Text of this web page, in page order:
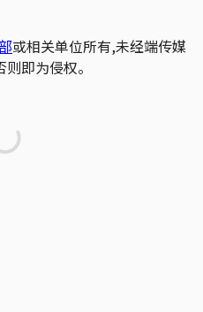
或相关单位所有,未经端传媒
即为侵权。